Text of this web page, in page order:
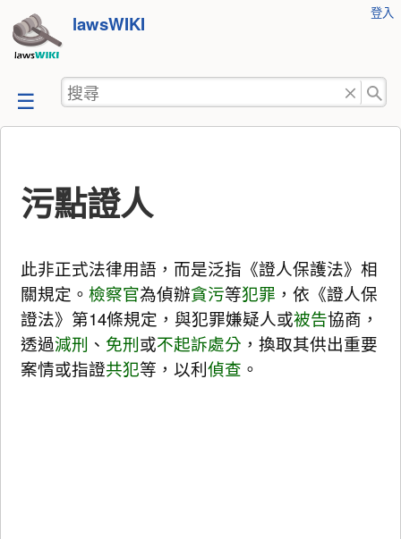
跳
至
容
lawsWIKI
工
登入
搜
尋
污點證人
此非正式法律用語，而是泛指《證人保護法》相
關規定。檢察官為偵辦貪污等犯罪 ，依《證人保
證法》第14條規定，與犯罪嫌疑人或被告協商，
透過減刑 、 免刑或不起訴處分 ，換取其供出重要
案情或指證共犯等，以利偵查 。